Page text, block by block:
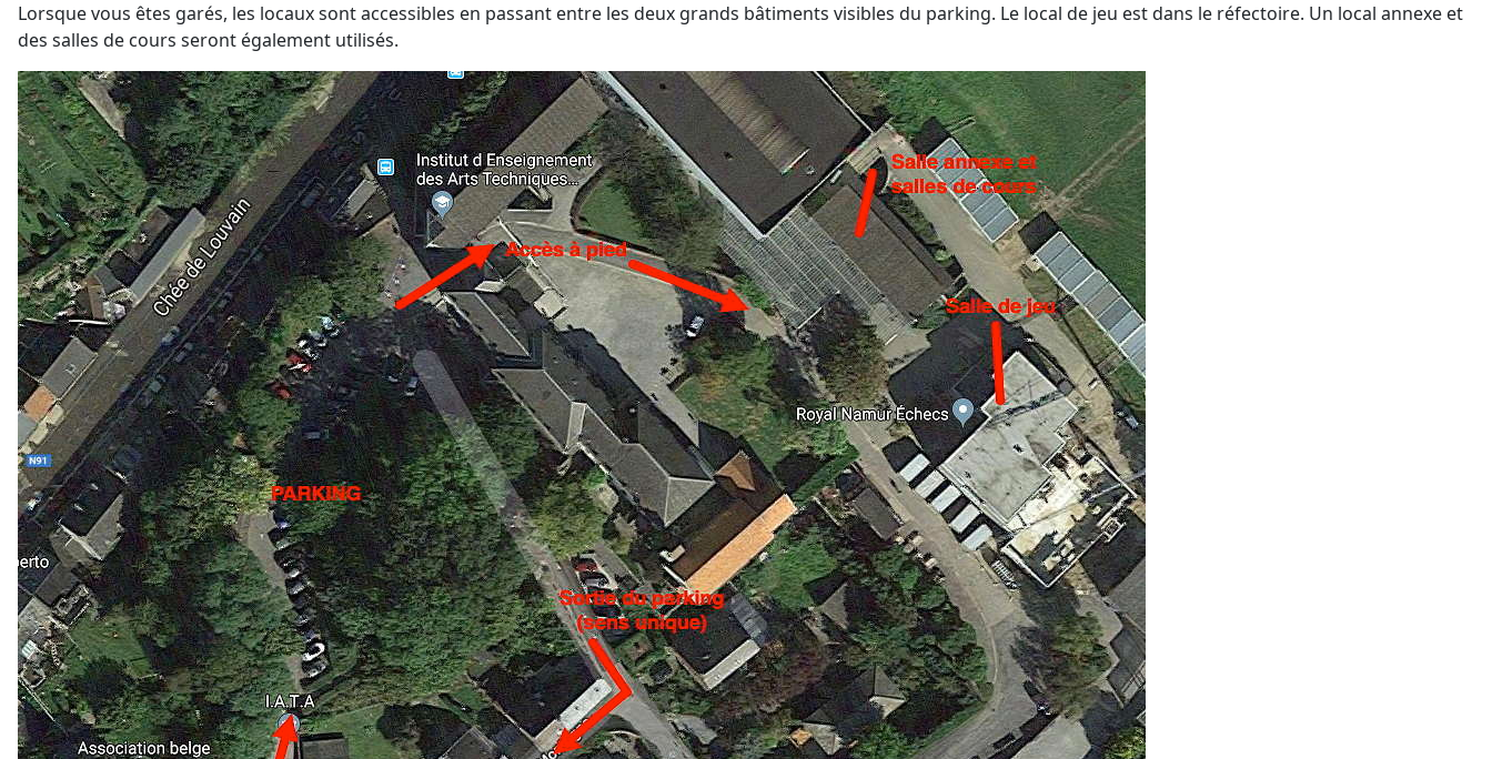
Lorsque vous êtes garés, les locaux sont accessibles en passant entre les deux grands bâtiments visibles du parking. Le local de jeu est dans le réfectoire. Un local annexe et
des salles de cours seront également utilisés.